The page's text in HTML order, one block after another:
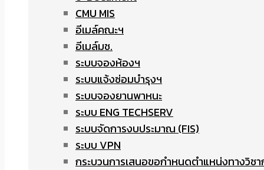
CMU MIS
อีเมล์คณะฯ
อีเมล์มช.
ระบบจองห้องฯ
ระบบแจ้งซ่อมบำรุงฯ
ระบบจองยานพาหนะ
ระบบ ENG TECHSERV
ระบบจัดการงบประมาณ (FIS)
ระบบ VPN
กระบวนการเสนอขอกำหนดตำแหน่งทางวิช